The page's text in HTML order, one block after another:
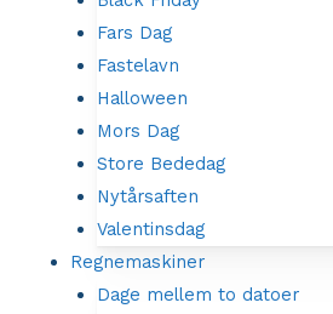
Fars Dag
Fastelavn
Halloween
Mors Dag
Store Bededag
Nytårsaften
Valentinsdag
Regnemaskiner
Dage mellem to datoer